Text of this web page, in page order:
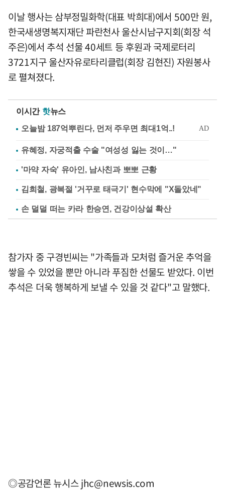
이날 행사는 삼부정밀화학(대표 박희대)에서 500만 원,
한국새생명복지재단 파란천사 울산시남구지회(회장 석
주은)에서 추석 선물 40세트 등 후원과 국제로터리
3721지구 울산자유로타리클럽(회장 김현진) 자원봉사
로 펼쳐졌다.
이시간 핫뉴스
유혜정, 자궁적출 수술 "여성성 잃는 것이…"
'마약 자숙' 유아인, 남사친과 뽀뽀 근황
김희철, 광복절 '거꾸로 태극기' 현수막에 "X돌았네"
손 덜덜 떠는 카라 한승연, 건강이상설 확산
참가자 중 구경빈씨는 "가족들과 모처럼 즐거운 추억을
쌓을 수 있었을 뿐만 아니라 푸짐한 선물도 받았다. 이번
추석은 더욱 행복하게 보낼 수 있을 것 같다"고 말했다.
◎공감언론 뉴시스jhc@newsis.com